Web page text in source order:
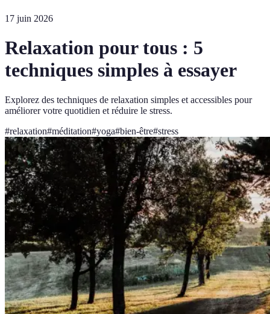
17 juin 2026
Relaxation pour tous : 5
techniques simples à essayer
Explorez des techniques de relaxation simples et accessibles pour
améliorer votre quotidien et réduire le stress.
#relaxation#méditation#yoga#bien-être#stress